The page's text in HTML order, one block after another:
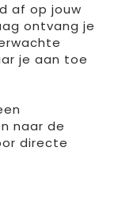
af op jouw
ontvang je
je aan toe
naar de
directe